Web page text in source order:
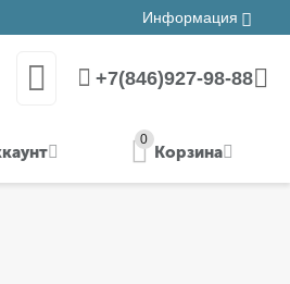
Информация
+7(846)927-98-88
0
Корзина